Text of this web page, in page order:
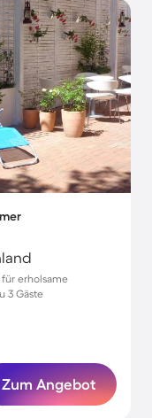
erholsame
3 Gäste
Zum Angebot